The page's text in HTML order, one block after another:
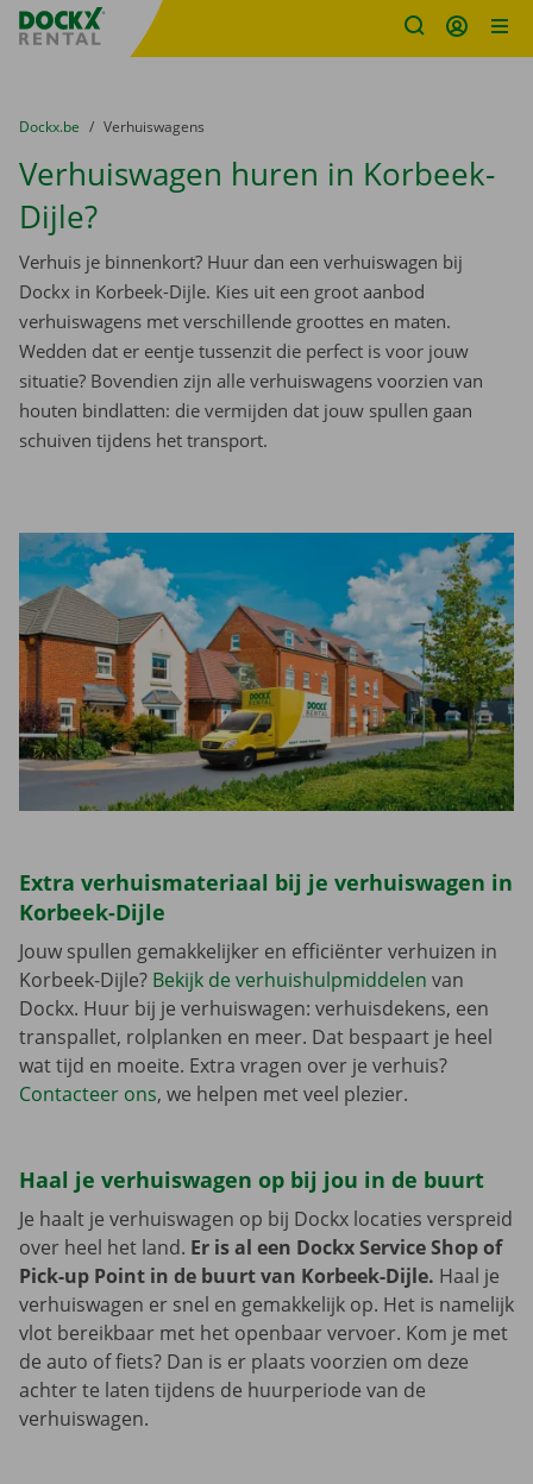
Fratello DEMO
U bevindt zich hier:
van
Dockx.be naar
Verhuiswagens
Verhuiswagen huren in Korbeek-
Dijle?
Verhuis je binnenkort? Huur dan een verhuiswagen bij
Dockx in Korbeek-Dijle. Kies uit een groot aanbod
verhuiswagens met verschillende groottes en maten.
Wedden dat er eentje tussenzit die perfect is voor jouw
situatie? Bovendien zijn alle verhuiswagens voorzien van
houten bindlatten: die vermijden dat jouw spullen gaan
schuiven tijdens het transport.
Extra verhuismateriaal bij je verhuiswagen in
Korbeek-Dijle
Jouw spullen gemakkelijker en efficiënter verhuizen in
Korbeek-Dijle? Bekijk de verhuishulpmiddelen van
Dockx. Huur bij je verhuiswagen: verhuisdekens, een
transpallet, rolplanken en meer. Dat bespaart je heel
wat tijd en moeite. Extra vragen over je verhuis?
Contacteer ons, we helpen met veel plezier.
Haal je verhuiswagen op bij jou in de buurt
Je haalt je verhuiswagen op bij Dockx locaties verspreid
over heel het land. Er is al een Dockx Service Shop of
Pick-up Point in de buurt van Korbeek-Dijle. Haal je
verhuiswagen er snel en gemakkelijk op. Het is namelijk
vlot bereikbaar met het openbaar vervoer. Kom je met
de auto of fiets? Dan is er plaats voorzien om deze
achter te laten tijdens de huurperiode van de
verhuiswagen.